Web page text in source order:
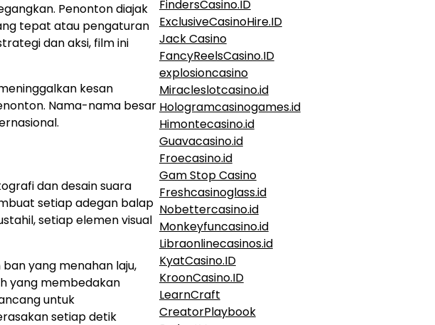
Penonton diajak
tepat atau pengaturan
dan aksi, film ini
kesan
Nama-nama besar
dan desain suara
setiap adegan balap
setiap elemen visual
yang menahan laju,
yang membedakan
untuk
setiap detik
FindersCasino.ID
ExclusiveCasinoHire.ID
Jack Casino
FancyReelsCasino.ID
explosioncasino
Miracleslotcasino.id
Hologramcasinogames.id
Himontecasino.id
Guavacasino.id
Froecasino.id
Gam Stop Casino
Freshcasinoglass.id
Nobettercasino.id
Monkeyfuncasino.id
Libraonlinecasinos.id
KyatCasino.ID
KroonCasino.ID
LearnCraft
CreatorPlaybook